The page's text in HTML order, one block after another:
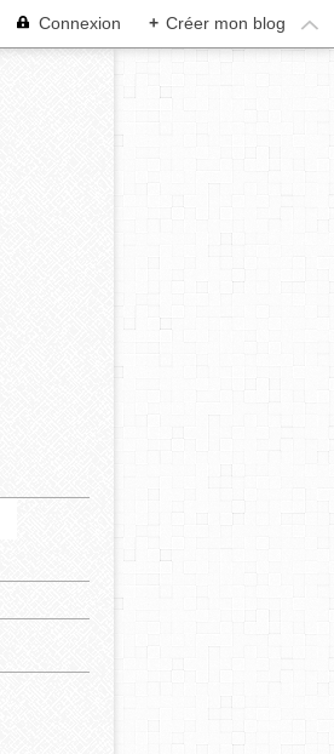
Connexion + Créer mon blog